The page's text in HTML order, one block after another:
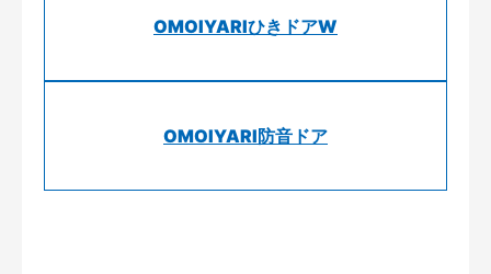
OMOIYARIひきドアW
OMOIYARI防音ドア